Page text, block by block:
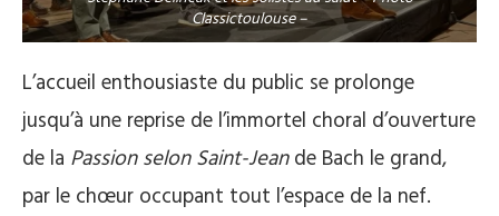
Classictoulouse –
L’accueil enthousiaste du public se prolonge
jusqu’à une reprise de l’immortel choral d’ouverture
de la Passion selon Saint-Jeande Bach le grand,
par le chœur occupant tout l’espace de la nef.